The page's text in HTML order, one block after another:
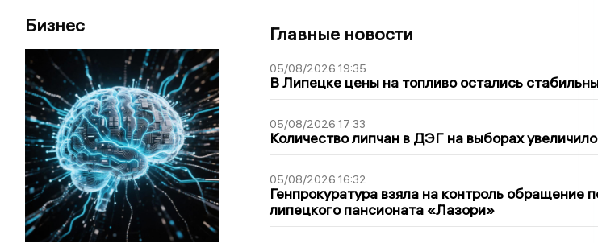
Бизнес Главные новости
05/08/2026 19:35
В Липецке цены на топливо остались
05/08/2026 17:33
Количество липчан в ДЭГ на выборах
05/08/2026 16:32
Генпрокуратура взяла на контроль обращение
липецкого пансионата «Лазори»